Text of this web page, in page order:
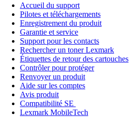
Accueil du support
Pilotes et téléchargements
Enregistrement du produit
Garantie et service
Support pour les contacts
Rechercher un toner Lexmark
Étiquettes de retour des cartouches
Contrôler pour protéger
Renvoyer un produit
Aide sur les comptes
Avis produit
Compatibilité SE
Lexmark MobileTech